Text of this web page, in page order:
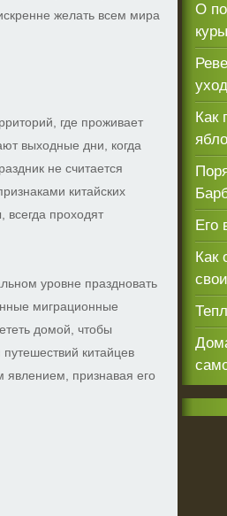
желать всем мира
где проживает
выходные дни, когда
не считается
китайских
всегда проходят
уровне праздновать
миграционные
домой, чтобы
китайцев
явлением, признавая его
О
уход
Как
Его
Как